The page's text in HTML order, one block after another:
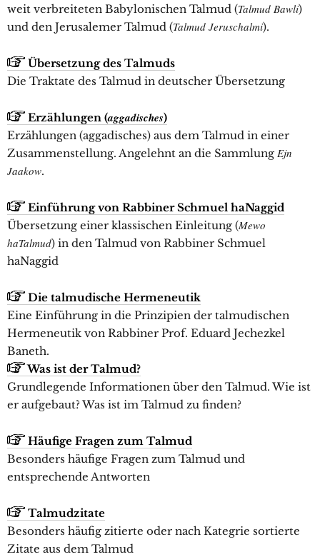
weit verbreiteten Babylonischen Talmud (Talmud Bawli)
und den Jerusalemer Talmud (Talmud Jeruschalmi).
Übersetzung des Talmuds
Die Traktate des Talmud in deutscher Übersetzung
Erzählungen (aggadisches)
Erzählungen (aggadisches) aus dem Talmud in einer
Zusammenstellung. Angelehnt an die Sammlung Ejn
Jaakow.
Einführung von Rabbiner Schmuel haNaggid
Übersetzung einer klassischen Einleitung (Mewo
haTalmud) in den Talmud von Rabbiner Schmuel
haNaggid
Die talmudische Hermeneutik
Eine Einführung in die Prinzipien der talmudischen
Hermeneutik von Rabbiner Prof. Eduard Jechezkel
Baneth.
Was ist der Talmud?
Grundlegende Informationen über den Talmud. Wie ist
er aufgebaut? Was ist im Talmud zu finden?
Häufige Fragen zum Talmud
Besonders häufige Fragen zum Talmud und
entsprechende Antworten
Talmudzitate
Besonders häufig zitierte oder nach Kategrie sortierte
Zitate aus dem Talmud